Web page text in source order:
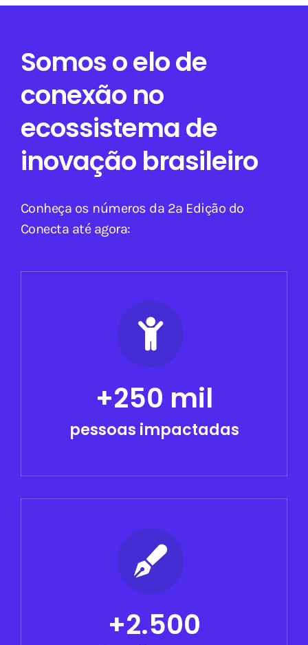
Somos o elo de
conexão no
ecossistema de
inovação brasileiro
Conheça os números da 2ª Edição do
Conecta até agora:
+250 mil
pessoas impactadas
+2.500